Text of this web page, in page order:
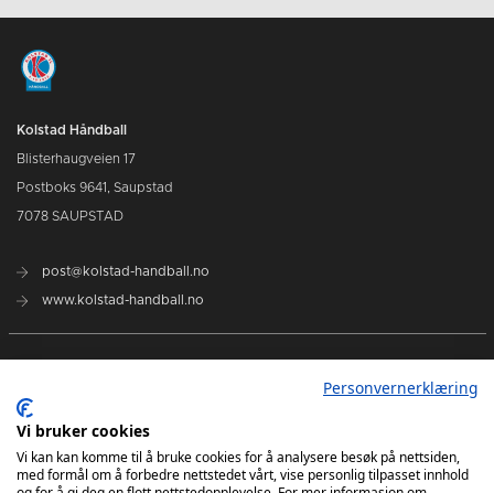
Kolstad Håndball
Blisterhaugveien 17
Postboks 9641, Saupstad
7078 SAUPSTAD
post@kolstad-handball.no
www.kolstad-handball.no
Om Kolstad Håndball
Billetter og sesongkort kjøpes her
Personvernerklæring
Vi bruker cookies
Vi kan kan komme til å bruke cookies for å analysere besøk på nettsiden,
med formål om å forbedre nettstedet vårt, vise personlig tilpasset innhold